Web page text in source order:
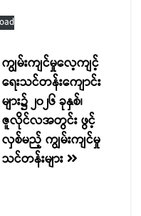
ကျွမ်းကျင်မှုလေ့ကျင့်
ရေးသင်တန်းကျောင်း
များ၌ ၂၀၂၆ ခုနှစ်၊
ဇူလိုင်လအတွင်း ဖွင့်
လှစ်မည့် ကျွမ်းကျင်မှု
သင်တန်းများ